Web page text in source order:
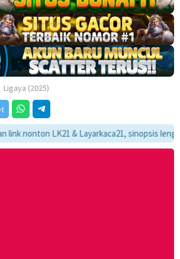
Ligaya (2025)
LK21 & Layarkaca21, sinopsis